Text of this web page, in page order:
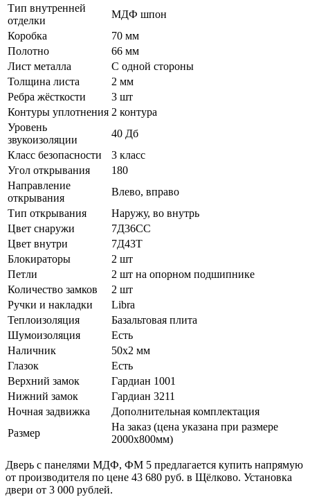
Тип внутренней
отделки
МДФ шпон
Коробка
70 мм
Полотно
66 мм
Лист металла
С одной стороны
Толщина листа
2 мм
Ребра жёсткости
3 шт
Контуры уплотнения 2 контура
Уровень
звукоизоляции
40 Дб
Класс безопасности
3 класс
Угол открывания
180
Направление
открывания
Влево, вправо
Тип открывания
Наружу, во внутрь
Цвет снаружи
7Д36СС
Цвет внутри
7Д43Т
Блокираторы
2 шт
Петли
2 шт на опорном подшипнике
Количество замков
2 шт
Ручки и накладки
Libra
Теплоизоляция
Базальтовая плита
Шумоизоляция
Есть
Наличник
50х2 мм
Глазок
Есть
Верхний замок
Гардиан 1001
Нижний замок
Гардиан 3211
Ночная задвижка
Дополнительная комплектация
Размер
На заказ (цена указана при размере
2000х800мм)
Дверь с панелями МДФ, ФМ 5 предлагается купить напрямую
от производителя по цене 43 680 руб. в Щёлково. Установка
двери от 3 000 рублей.